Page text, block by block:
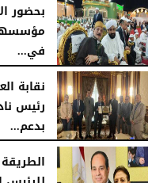
بحضور
في...
اليومالجمعة، 7 أغسطس 2026
نقابة
رئيس
بدعم...
الخميس، 6 أغسطس 2026